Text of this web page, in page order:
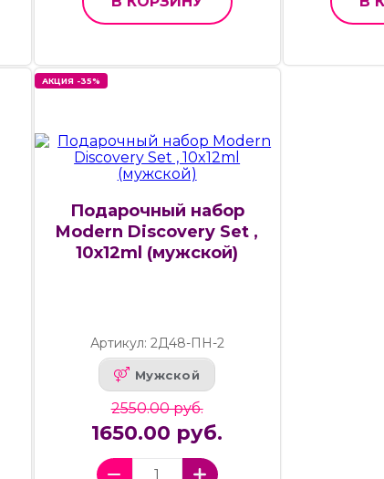
АКЦИЯ -35%
Подарочный набор
Modern Discovery Set ,
10x12ml (мужской)
Артикул: 2Д48-ПН-2
Мужской
2550.00 руб.
1650.00 руб.